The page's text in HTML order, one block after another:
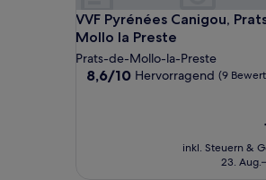
VVF Pyrénées Canigou,
Mollo la Preste
VVF Pyrénées Canigou,
Prats-de-Mollo-la-Preste
8.6
8,6/10 Hervorragend (9
inkl. Steuern &
23.